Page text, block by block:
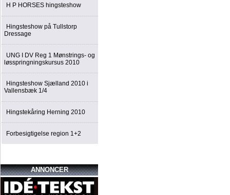
H P HORSES hingsteshow
Hingsteshow på Tullstorp
Dressage
UNG I DV Reg 1 Mønstrings- og
løsspringningskursus 2010
Hingsteshow Sjælland 2010 i
Vallensbæk 1/4
Hingstekåring Herning 2010
Forbesigtigelse region 1+2
ANNONCER